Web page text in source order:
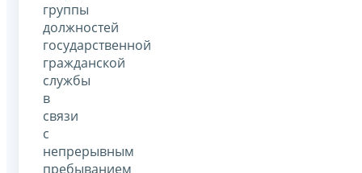
группы
должностей
государственной
гражданской
службы
в
связи
с
непрерывным
пребыванием